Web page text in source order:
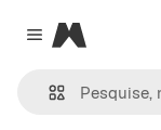
Close menu
Magnific